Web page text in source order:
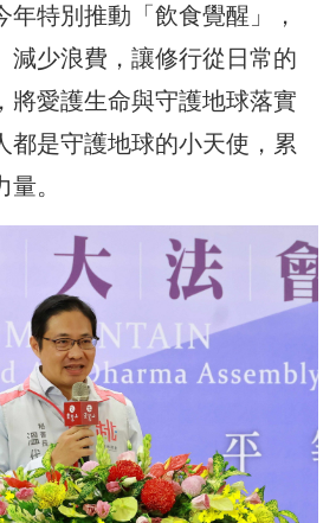
年特別推動「飲食覺醒」，
減少浪費，讓修行從日常的
將愛護生命與守護地球落實
都是守護地球的小天使，累
。